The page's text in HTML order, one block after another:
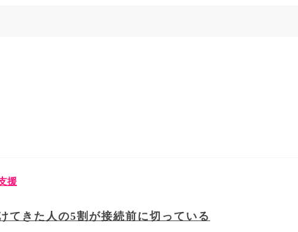
援
てきた人の5割が接続前に切っている